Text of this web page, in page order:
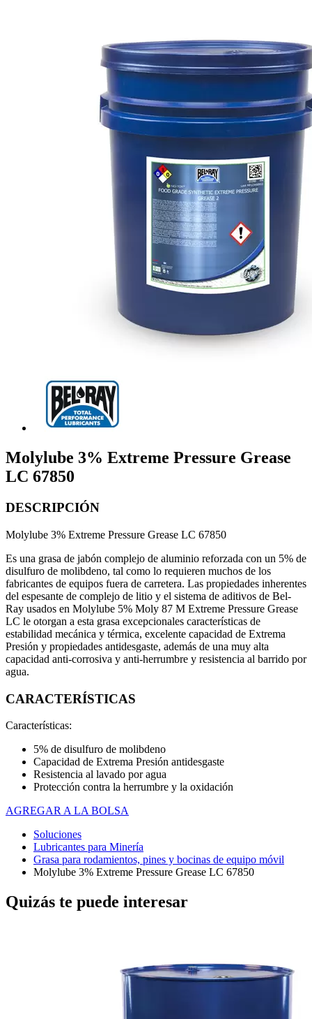
Molylube 3% Extreme Pressure Grease
LC 67850
DESCRIPCIÓN
Molylube 3% Extreme Pressure Grease LC 67850
Es una grasa de jabón complejo de aluminio reforzada con un 5% de
disulfuro de molibdeno, tal como lo requieren muchos de los
fabricantes de equipos fuera de carretera. Las propiedades inherentes
del espesante de complejo de litio y el sistema de aditivos de Bel-
Ray usados en Molylube 5% Moly 87 M Extreme Pressure Grease
LC le otorgan a esta grasa excepcionales características de
estabilidad mecánica y térmica, excelente capacidad de Extrema
Presión y propiedades antidesgaste, además de una muy alta
capacidad anti-corrosiva y anti-herrumbre y resistencia al barrido por
agua.
CARACTERÍSTICAS
Características:
5% de disulfuro de molibdeno
Capacidad de Extrema Presión antidesgaste
Resistencia al lavado por agua
Protección contra la herrumbre y la oxidación
AGREGAR A LA BOLSA
Soluciones
Lubricantes para Minería
Grasa para rodamientos, pines y bocinas de equipo móvil
Molylube 3% Extreme Pressure Grease LC 67850
Quizás te puede interesar